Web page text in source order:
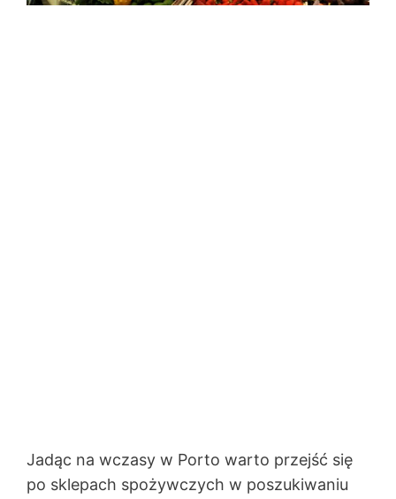
Jadąc na wczasy w Porto warto przejść się
po sklepach spożywczych w poszukiwaniu